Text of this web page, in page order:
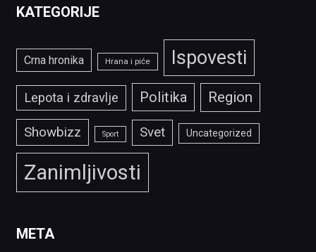
KATEGORIJE
Crna hronika Hrana i piće Ispovesti
Lepota i zdravlje Politika Region
Showbizz Sport Svet Uncategorized
Zanimljivosti
META